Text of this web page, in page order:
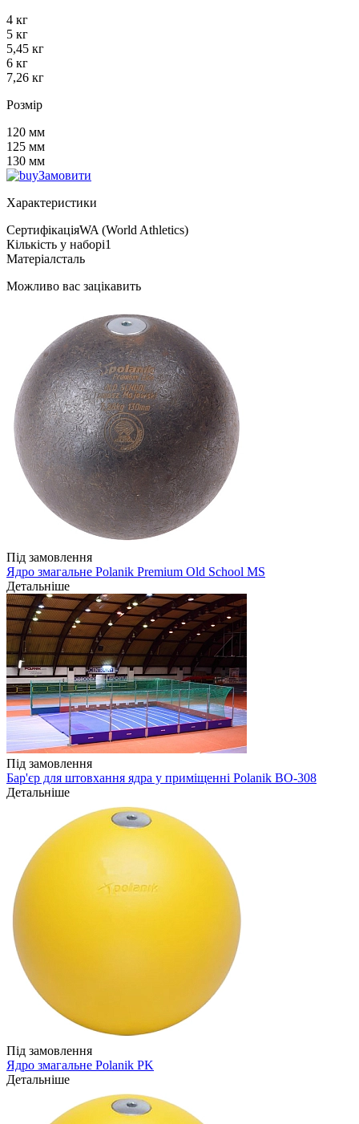
4 кг
5 кг
5,45 кг
6 кг
7,26 кг
Розмір
120 мм
125 мм
130 мм
Замовити
Характеристики
СертифікаціяWA (World Athletics)
Кількість у наборі1
Матеріалсталь
Можливо вас зацікавить
Під замовлення
Ядро змагальне Polanik Premium Old School MS
Детальніше
Під замовлення
Бар'єр для штовхання ядра у приміщенні Polanik BO-308
Детальніше
Під замовлення
Ядро змагальне Polanik PK
Детальніше